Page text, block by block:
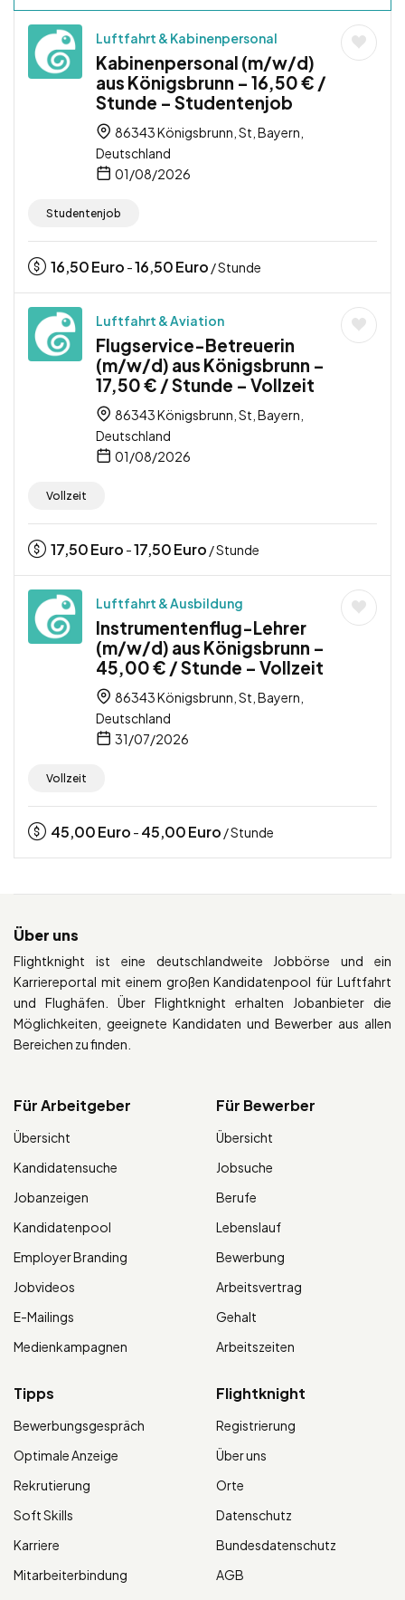
Luftfahrt & Kabinenpersonal
Kabinenpersonal (m/w/d)
aus Königsbrunn – 16,50 € /
Stunde – Studentenjob
86343 Königsbrunn, St, Bayern,
Deutschland
01/08/2026
Studentenjob
16,50Euro -16,50Euro / Stunde
Luftfahrt & Aviation
Flugservice-Betreuerin
(m/w/d) aus Königsbrunn –
17,50 € / Stunde – Vollzeit
86343 Königsbrunn, St, Bayern,
Deutschland
01/08/2026
Vollzeit
17,50Euro -17,50Euro / Stunde
Luftfahrt & Ausbildung
Instrumentenflug-Lehrer
(m/w/d) aus Königsbrunn –
45,00 € / Stunde – Vollzeit
86343 Königsbrunn, St, Bayern,
Deutschland
31/07/2026
Vollzeit
45,00Euro - 45,00Euro / Stunde
Über uns
Flightknight ist eine deutschlandweite Jobbörse und ein
Karriereportal mit einem großen Kandidatenpool für Luftfahrt
und Flughäfen. Über Flightknight erhalten Jobanbieter die
Möglichkeiten, geeignete Kandidaten und Bewerber aus allen
Bereichen zu finden.
Für Arbeitgeber
Übersicht
Kandidatensuche
Jobanzeigen
Kandidatenpool
Employer Branding
Jobvideos
E-Mailings
Medienkampagnen
Für Bewerber
Übersicht
Jobsuche
Berufe
Lebenslauf
Bewerbung
Arbeitsvertrag
Gehalt
Arbeitszeiten
Tipps
Bewerbungsgespräch
Optimale Anzeige
Rekrutierung
Soft Skills
Karriere
Mitarbeiterbindung
Flightknight
Registrierung
Über uns
Orte
Datenschutz
Bundesdatenschutz
AGB